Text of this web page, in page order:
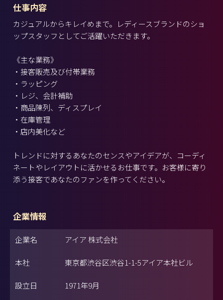
仕事内容
カジュアルからキレイめまで。レディースブランドのショ
ップスタッフとしてご活躍いただきます。
《主な業務》
・接客販売及び付帯業務
・ラッピング
・レジ、会計補助
・商品陳列、ディスプレイ
・在庫管理
・店内美化など
トレンドに対するあなたのセンスやアイデアが、コーディ
ネートやレイアウトに活かせるお仕事です。お客様に寄り
添う接客であなたのファンを作ってください。
企業情報
企業名 アイア 株式会社
本社 東京都渋谷区渋谷1-1-5アイア本社ビル
設立日 1971年9月